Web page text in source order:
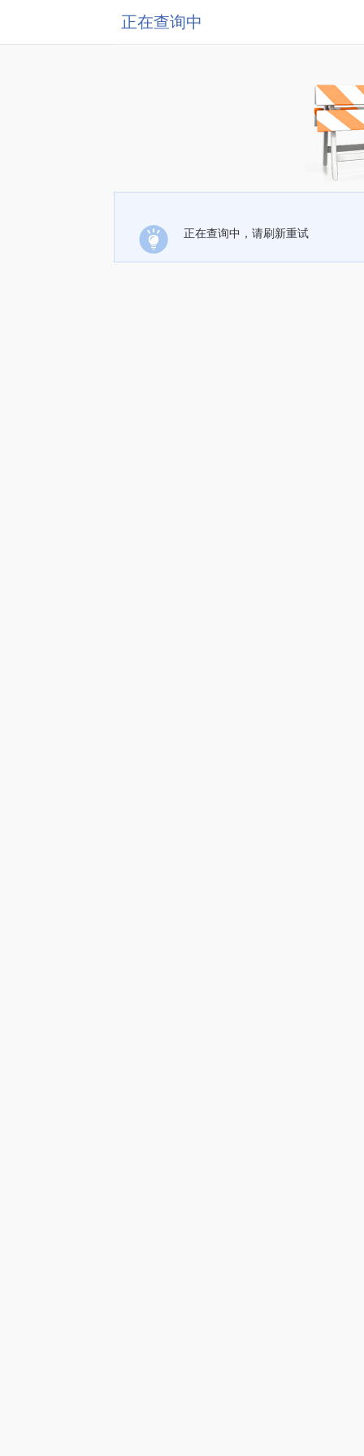
正在查询中
正在查询中，请刷新重试